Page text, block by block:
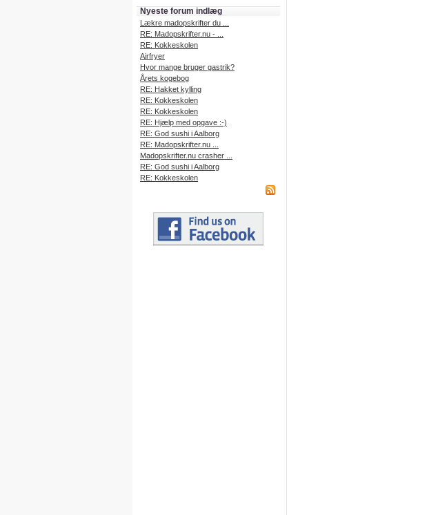
Nyeste forum indlæg
Lækre madopskrifter du ...
RE: Madopskrifter.nu - ...
RE: Kokkeskolen
Airfryer
Hvor mange bruger gastrik?
Årets kogebog
RE: Hakket kylling
RE: Kokkeskolen
RE: Kokkeskolen
RE: Hjælp med opgave :-)
RE: God sushi i Aalborg
RE: Madopskrifter.nu ...
Madopskrifter.nu crasher ...
RE: God sushi i Aalborg
RE: Kokkeskolen